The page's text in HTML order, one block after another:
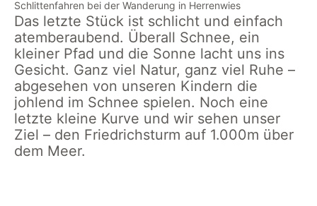
Schlittenfahren bei der Wanderung in Herrenwies
Das letzte Stück ist schlicht und einfach
atemberaubend. Überall Schnee, ein
kleiner Pfad und die Sonne lacht uns ins
Gesicht. Ganz viel Natur, ganz viel Ruhe –
abgesehen von unseren Kindern die
johlend im Schnee spielen. Noch eine
letzte kleine Kurve und wir sehen unser
Ziel – den Friedrichsturm auf 1.000m über
dem Meer.